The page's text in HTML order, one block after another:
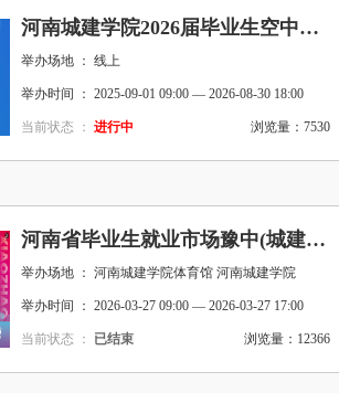
河南城建学院2026届毕业生空中双选会
举办场地 ： 线上
举办时间 ： 2025-09-01 09:00 — 2026-08-30 18:00
浏览量：7530
当前状态 ： 进行中
河南省毕业生就业市场豫中(城建类)分市场河南城建学院春季双选会
举办场地 ： 河南城建学院体育馆 河南城建学院
举办时间 ： 2026-03-27 09:00 — 2026-03-27 17:00
浏览量：12366
当前状态 ： 已结束